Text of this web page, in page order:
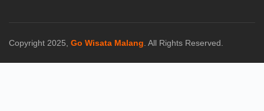
Copyright 2025, Go Wisata Malang . All Rights Reserved.